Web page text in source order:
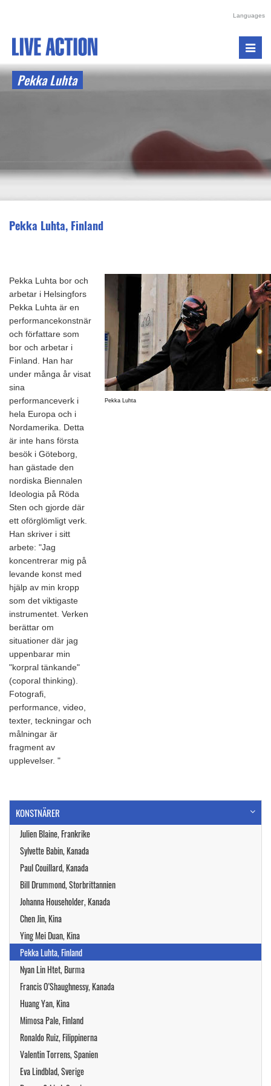
Languages
Pekka Luhta
Pekka Luhta, Finland
Pekka Luhta bor och
arbetar i Helsingfors
Pekka Luhta är en
performancekonstnär
och författare som
bor och arbetar i
Finland. Han har
under många år visat
sina
performanceverk i
hela Europa och i
Nordamerika. Detta
är inte hans första
besök i Göteborg,
han gästade den
nordiska Biennalen
Ideologia på Röda
Sten och gjorde där
ett oförglömligt verk.
Han skriver i sitt
arbete: "Jag
koncentrerar mig på
levande konst med
hjälp av min kropp
som det viktigaste
instrumentet. Verken
berättar om
situationer där jag
uppenbarar min
"korpral tänkande"
(coporal thinking).
Fotografi,
performance, video,
texter, teckningar och
målningar är
fragment av
upplevelser. "
Pekka Luhta
KONSTNÄRER
Julien Blaine, Frankrike
Sylvette Babin, Kanada
Paul Couillard, Kanada
Bill Drummond, Storbrittannien
Johanna Householder, Kanada
Chen Jin, Kina
Ying Mei Duan, Kina
Pekka Luhta, Finland
Nyan Lin Htet, Burma
Francis O'Shaughnessy, Kanada
Huang Yan, Kina
Mimosa Pale, Finland
Ronaldo Ruiz, Filippinerna
Valentin Torrens, Spanien
Eva Lindblad, Sverige